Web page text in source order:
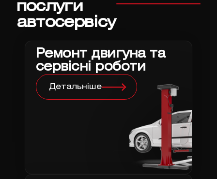
послуги
автосервісу
Ремонт двигуна та
сервісні роботи
Детальніше